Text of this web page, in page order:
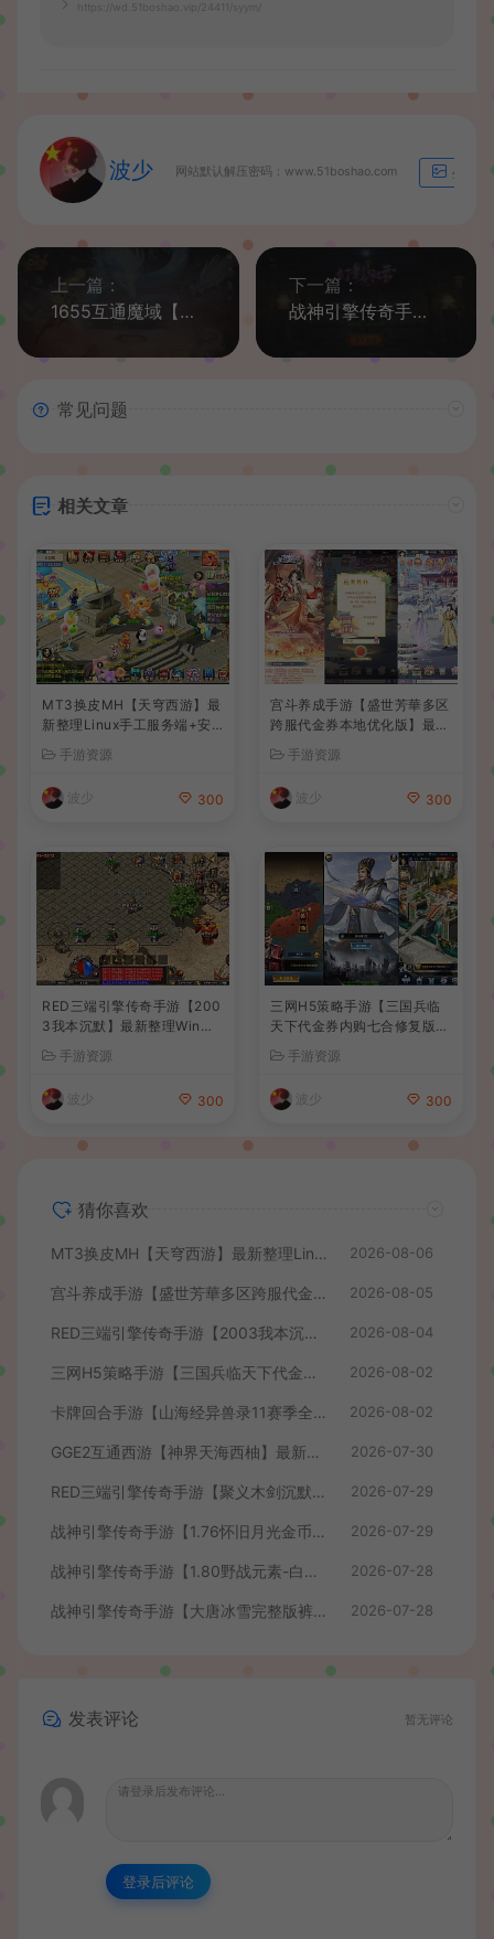
https://wd.51boshao.vip/24411/syym/
波少 网站默认解压密码：www.51boshao.com 生成海
上一篇：
1655互通魔域【风雪天下】最新整理Win系半手工服务端+本地验证+本地注册+全套工具+详细搭建教程
下一篇：
战神引擎传奇手游【终极火龙400级白猪3.1】最新整理Win系一键服务端+安卓苹果双端+GM授权后台+详细搭建教程
常见问题
相关文章
MT3换皮MH【天穹西游】最
新整理Linux手工服务端+安
建教程+全套源码+视频教程
手游资源
波少 300
宫斗养成手游【盛世芳華多区
跨服代金券本地优化版】最新
手工服务端+CDK授权后台
+安卓+详细搭建教程
手游资源
波少 300
RED三端引擎传奇手游【200
3我本沉默】最新整理Win系
细搭建教程
手游资源
波少 300
三网H5策略手游【三国兵临
天下代金券内购七合修复版】
+Linux手工服务端+管理后台
+GM授权后台+简易安卓客户
端+详细搭建教程+视频教程
手游资源
波少 300
猜你喜欢
MT3换皮MH【天穹西游】最新整理Linux手工服务端+安卓苹果双端+GM后台+详细搭建教程+全套源码+视频教程 2026-08-06
宫斗养成手游【盛世芳華多区跨服代金券本地优化版】最新整理单机一键即玩端+Linux手工服务端+CDK授权后台+安卓+详细搭建教程 2026-08-05
RED三端引擎传奇手游【2003我本沉默】最新整理Win系服务端+安卓苹果PC三端+详细搭建教程 2026-08-04
三网H5策略手游【三国兵临天下代金券内购七合修复版】最新整理单机一键即玩镜像端+Linux手工服务端+管理后台+GM授权后台+简易安卓客户端+详细搭建教程+视频教程 2026-08-02
卡牌回合手游【山海经异兽录11赛季全人物代金券内购版】最新整理WIN系服务端+授权GM后台+管理后台+热更修改工具+安卓+详细搭建教程 2026-08-02
GGE2互通西游【神界天海西柚】最新整理Win系服务端+安卓苹果PC三端+内置GM工具+全套源码+详细搭建教程+视频教程 2026-07-30
RED三端引擎传奇手游【聚义木剑沉默高仿嘟嘟沉默】最新整理Win系服务端+安卓苹果PC三端+详细搭建教程 2026-07-29
战神引擎传奇手游【1.76怀旧月光金币版】最新整理Win系复古服务端+安卓苹果双端+GM授权物品后台+详细搭建教程 2026-07-29
战神引擎传奇手游【1.80野战元素-白猪7.2免授权】最新整理Win系特色服务端+安卓+GM授权物品后台+详细搭建教程 2026-07-28
战神引擎传奇手游【大唐冰雪完整版裤衩7.0免授权】最新整理Win系特色服务端+GM授权后台+安卓苹果双端+详细搭建教程 2026-07-28
发表评论 暂无评论
登录后评论